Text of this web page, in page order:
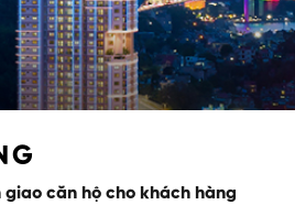
giao căn hộ cho khách hàng